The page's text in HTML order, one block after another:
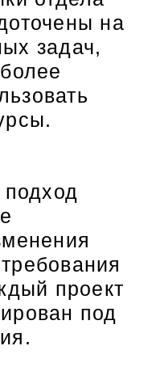
на
задач,
подход
проект
под